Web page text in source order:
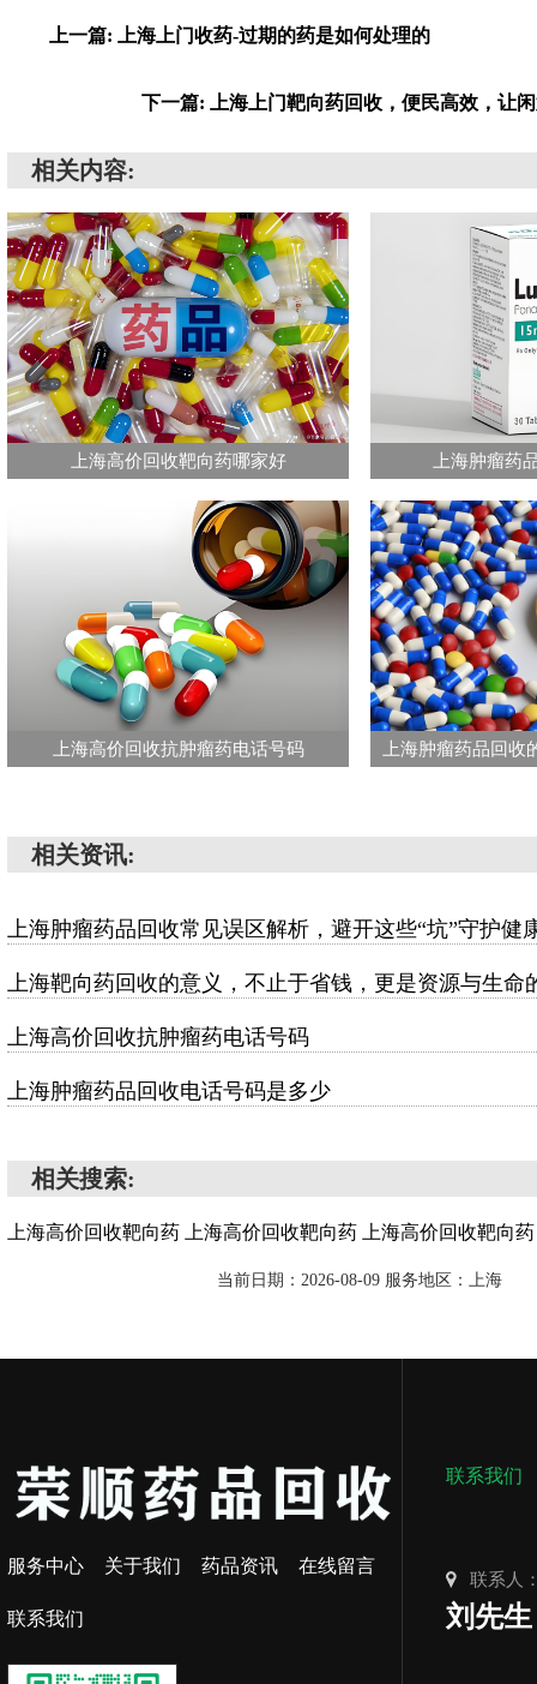
上一篇: 上海上门收药-过期的药是如何处理的
下一篇: 上海上门靶向药回收，便民高效，让
相关内容:
上海高价回收靶向药哪家好 上海肿瘤药
上海高价回收抗肿瘤药电话号码
相关资讯:
上海肿瘤药品回收常见误区解析，避开这些“坑”守护健
上海靶向药回收的意义，不止于省钱，更是资源与生命
上海高价回收抗肿瘤药电话号码
上海肿瘤药品回收电话号码是多少
相关搜索:
上海高价回收靶向药 上海高价回收靶向药 上海高价回收靶向药
当前日期：2026-08-09 服务地区：上海
服务中心 关于我们 药品资讯 在线留言
联系我们
联系我们
联系人
刘先生